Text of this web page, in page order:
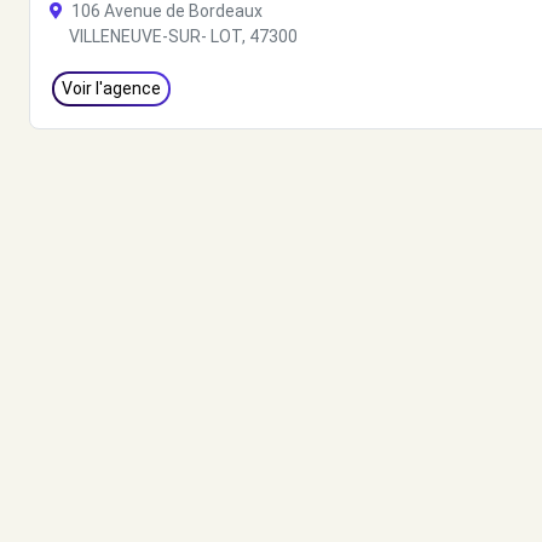
106 Avenue de Bordeaux
VILLENEUVE-SUR- LOT, 47300
Voir l'agence